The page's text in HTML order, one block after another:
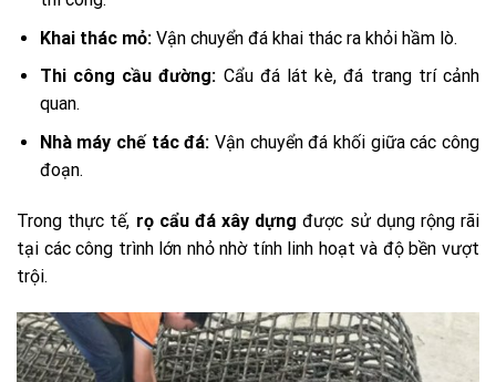
Khai thác mỏ:Vận chuyển đá khai thác ra khỏi hầm lò.
Thi công cầu đường: Cẩu đá lát kè, đá trang trí cảnh
quan.
Nhà máy chế tác đá: Vận chuyển đá khối giữa các công
đoạn.
Trong thực tế, rọ cẩu đá xây dựng được sử dụng rộng rãi
tại các công trình lớn nhỏ nhờ tính linh hoạt và độ bền vượt
trội.